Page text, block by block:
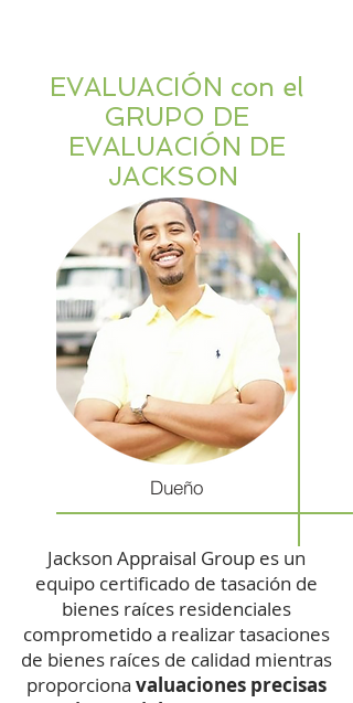
EVALUACIÓN con el
GRUPO DE
EVALUACIÓN DE
JACKSON
Dueño
Jackson Appraisal Group es un
equipo certificado de tasación de
bienes raíces residenciales
comprometido a realizar tasaciones
de bienes raíces de calidad mientras
proporciona valuaciones precisas